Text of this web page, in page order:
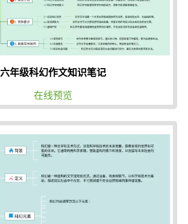
六年级科幻作文知识笔记
在线预览